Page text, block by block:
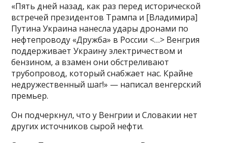
«Пять дней назад, как раз перед исторической
встречей президентов Трампа и [Владимира]
Путина Украина нанесла удары дронами по
нефтепроводу «Дружба» в России <…> Венгрия
поддерживает Украину электричеством и
бензином, а взамен они обстреливают
трубопровод, который снабжает нас. Крайне
недружественный шаг!» — написал венгерский
премьер.
Он подчеркнул, что у Венгрии и Словакии нет
других источников сырой нефти.